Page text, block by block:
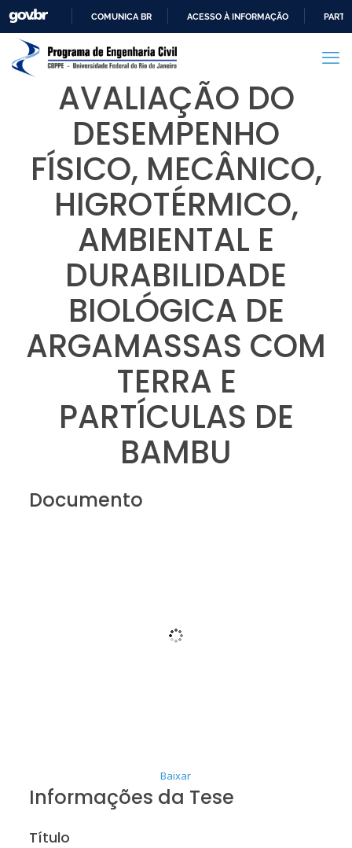
PARA
CONTEÚDO
COMUNICA BR ACESSO À INFORMAÇÃO
AVALIAÇÃO DO
DESEMPENHO
FÍSICO, MECÂNICO,
HIGROTÉRMICO,
AMBIENTAL E
DURABILIDADE
BIOLÓGICA DE
ARGAMASSAS COM
TERRA E
PARTÍCULAS DE
BAMBU
Documento
Baixar
Informações da Tese
Título